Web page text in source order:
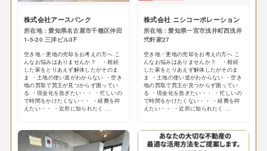
株式会社アースバンク
所在地：愛知県名古屋市千種区仲田
1-5-20 三洋ビル3F
空き地・更地の売却をお考えの方へ こ
んなお悩みはありませんか？ ・相続
した家をとりあえず解体したがそのま
ま ・土地の使い道がわからない ・空き
地の買取で買主が見つからず困ってい
る ・現金化を急ぎたい・・ ・忙しいの
で時間をかけたくない・・ ・経費を抑
えたい・・ ・近所に知られたく ...
株式会社 ニシコーポレーション
所在地：愛知県一宮市浅井町西浅井
弐軒家27
空き地・更地の売却をお考えの方へ こ
んなお悩みはありませんか？ ・相続
した家をとりあえず解体したがそのま
ま ・土地の使い道がわからない ・空き
地の買取で買主が見つからず困ってい
る ・現金化を急ぎたい・・ ・忙しいの
で時間をかけたくない・・ ・経費を抑
えたい・・ ・近所に知られたく ...